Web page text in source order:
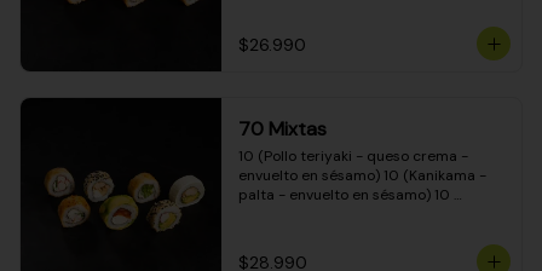
crema - cebollín) 10 (Carne - queso
crema - cebollín)
$26.990
70 Mixtas
10 (Pollo teriyaki - queso crema -
envuelto en sésamo) 10 (Kanikama -
palta - envuelto en sésamo) 10
- envuelto en queso crema) 10
$28.990